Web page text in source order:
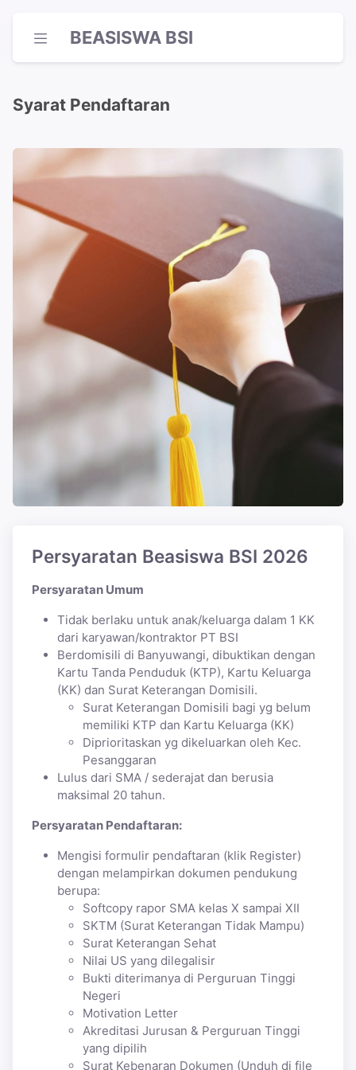
BEASISWA BSI
Syarat Pendaftaran
Persyaratan Beasiswa BSI 2026
Persyaratan Umum
Tidak berlaku untuk anak/keluarga dalam 1 KK
dari karyawan/kontraktor PT BSI
Berdomisili di Banyuwangi, dibuktikan dengan
Kartu Tanda Penduduk (KTP), Kartu Keluarga
(KK) dan Surat Keterangan Domisili.
Surat Keterangan Domisili bagi yg belum
memiliki KTP dan Kartu Keluarga (KK)
Diprioritaskan yg dikeluarkan oleh Kec.
Pesanggaran
Lulus dari SMA / sederajat dan berusia
maksimal 20 tahun.
Persyaratan Pendaftaran:
Mengisi formulir pendaftaran (klik Register)
dengan melampirkan dokumen pendukung
berupa:
Softcopy rapor SMA kelas X sampai XII
SKTM (Surat Keterangan Tidak Mampu)
Surat Keterangan Sehat
Nilai US yang dilegalisir
Bukti diterimanya di Perguruan Tinggi
Negeri
Motivation Letter
Akreditasi Jurusan & Perguruan Tinggi
yang dipilih
Surat Kebenaran Dokumen (Unduh di file